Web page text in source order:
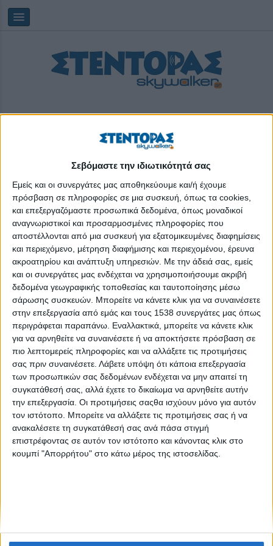
Σεβόμαστε την ιδιωτικότητά σας
Εμείς και οι συνεργάτες μας αποθηκεύουμε και/ή έχουμε
πρόσβαση σε πληροφορίες σε μια συσκευή, όπως τα cookies,
και επεξεργαζόμαστε προσωπικά δεδομένα, όπως μοναδικοί
αναγνωριστικοί και προσαρμοσμένες πληροφορίες που
αποστέλλονται από μια συσκευή για εξατομικευμένες διαφημίσεις
και περιεχόμενο, μέτρηση διαφήμισης και περιεχομένου, έρευνα
ακροατηρίου και ανάπτυξη υπηρεσιών. Με την άδειά σας, εμείς
και οι συνεργάτες μας ενδέχεται να χρησιμοποιήσουμε ακριβή
δεδομένα γεωγραφικής τοποθεσίας και ταυτοποίησης μέσω
σάρωσης συσκευών. Μπορείτε να κάνετε κλικ για να συναινέσετε
στην επεξεργασία από εμάς και τους 1538 συνεργάτες μας όπως
περιγράφεται παραπάνω. Εναλλακτικά, μπορείτε να κάνετε κλικ
για να αρνηθείτε να συναινέσετε ή να αποκτήσετε πρόσβαση σε
πιο λεπτομερείς πληροφορίες και να αλλάξετε τις προτιμήσεις
σας πριν συναινέσετε. Λάβετε υπόψη ότι κάποια επεξεργασία
των προσωπικών σας δεδομένων ενδέχεται να μην απαιτεί τη
συγκατάθεσή σας, αλλά έχετε το δικαίωμα να αρνηθείτε αυτήν
την επεξεργασία. Οι προτιμήσεις σαςθα ισχύουν μόνο για αυτόν
τον ιστότοπο. Μπορείτε να αλλάξετε τις προτιμήσεις σας ή να
ανακαλέσετε τη συγκατάθεσή σας ανά πάσα στιγμή
επιστρέφοντας σε αυτόν τον ιστότοπο και κάνοντας κλικ στο
κουμπί "Απορρήτου" στο κάτω μέρος της ιστοσελίδας.
lorem ipsum
«Δεκάξι» - 2ος χρόνος
Lorem ipsum
NEWSLETTER